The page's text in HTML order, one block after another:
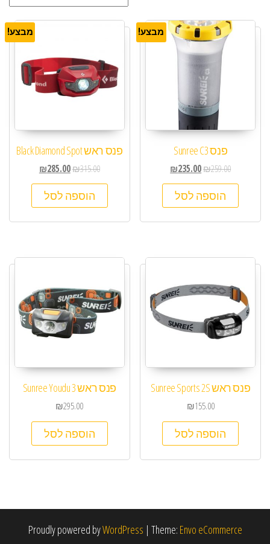
מבצע!
פנס Sunree C3
₪259.00
₪235.00
הוספה לסל
מבצע!
פנס ראש Black Diamond Spot
₪315.00
₪285.00
הוספה לסל
פנס ראש Sunree Sports 2S
₪155.00
הוספה לסל
פנס ראש Sunree Youdu 3
₪295.00
הוספה לסל
Proudly powered byWordPress | Theme: Envo eCommerce